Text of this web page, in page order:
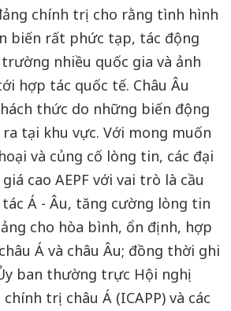
chính trị cho rằng tình hình
biến rất phức tạp, tác động
nhiều quốc gia và ảnh
hợp tác quốc tế. Châu Âu
thức do những biến động
tại khu vực. Với mong muốn
và củng cố lòng tin, các đại
cao AEPF với vai trò là cầu
Á - Âu, tăng cường lòng tin
cho hòa bình, ổn định, hợp
Á và châu Âu; đồng thời ghi
ban thường trực Hội nghị
trị châu Á (ICAPP) và các